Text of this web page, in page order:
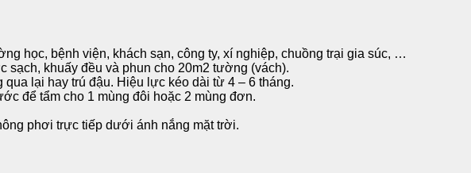
học, bệnh viện, khách sạn, công ty, xí nghiệp, chuồng trại gia súc, …
sạch, khuấy đều và phun cho 20m2 tường (vách).
lại hay trú đậu. Hiệu lực kéo dài từ 4 – 6 tháng.
để tẩm cho 1 mùng đôi hoặc 2 mùng đơn.
phơi trực tiếp dưới ánh nắng mặt trời.